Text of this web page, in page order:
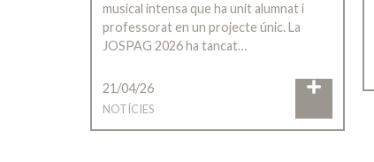
musical intensa que ha unit alumnat i
professorat en un projecte únic. La
JOSPAG 2026 ha tancat…
21/04/26
NOTÍCIES